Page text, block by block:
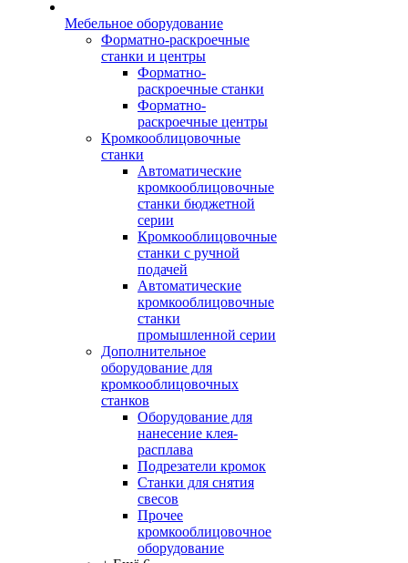
Мебельное оборудование
Форматно-раскроечные
станки и центры
Форматно-
раскроечные станки
Форматно-
раскроечные центры
Кромкооблицовочные
станки
Автоматические
кромкооблицовочные
станки бюджетной
серии
Кромкооблицовочные
станки с ручной
подачей
Автоматические
кромкооблицовочные
станки
промышленной серии
Дополнительное
оборудование для
кромкооблицовочных
станков
Оборудование для
нанесение клея-
расплава
Подрезатели кромок
Станки для снятия
свесов
Прочее
кромкооблицовочное
оборудование